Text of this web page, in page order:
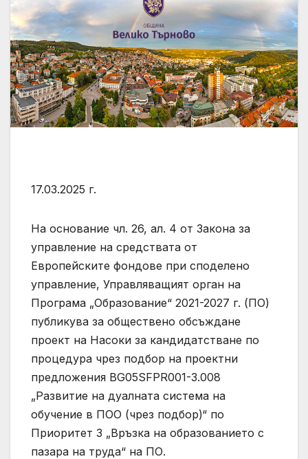
17.03.2025 г.
На основание чл. 26, ал. 4 от Закона за
управление на средствата от
Европейските фондове при споделено
управление, Управляващият орган на
Програма „Образование“ 2021-2027 г. (ПО)
публикува за обществено обсъждане
проект на Насоки за кандидатстване по
процедура чрез подбор на проектни
предложения BG05SFPR001-3.008
„Развитие на дуалната система на
обучение в ПОО (чрез подбор)“ по
Приоритет 3 „Връзка на образованието с
пазара на труда“ на ПО.